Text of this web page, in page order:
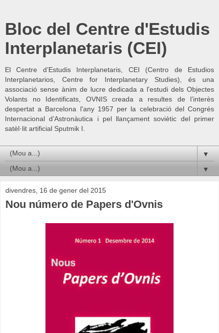
Bloc del Centre d'Estudis
Interplanetaris (CEI)
El Centre d’Estudis Interplanetaris, CEI (Centro de Estudios
Interplanetarios, Centre for Interplanetary Studies), és una
associació sense ànim de lucre dedicada a l'estudi dels Objectes
Volants no Identificats, OVNIS creada a resultes de l’interès
despertat a Barcelona l'any 1957 per la celebració del Congrés
Internacional d’Astronàutica i pel llançament soviètic del primer
satèl·lit artificial Sputmik I.
▼
▼
divendres, 16 de gener del 2015
Nou número de Papers d'Ovnis